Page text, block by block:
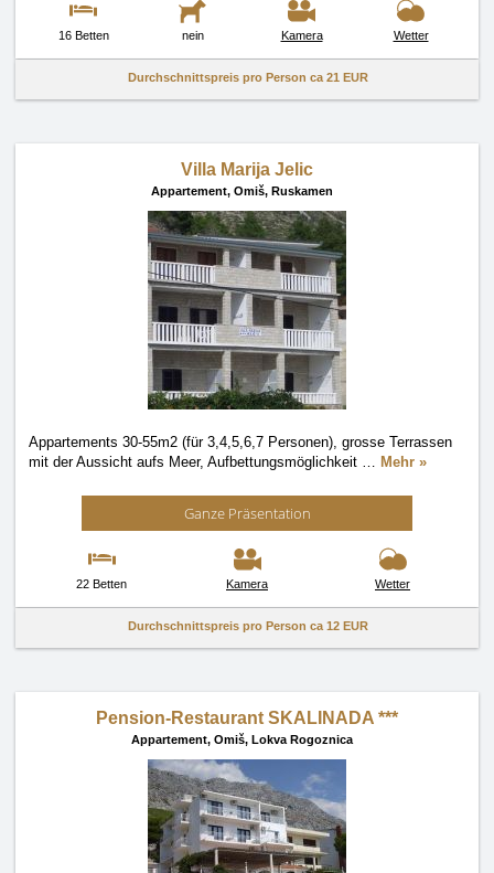
16 Betten nein Kamera Wetter
Durchschnittspreis pro Person ca 21 EUR
Villa Marija Jelic
Appartement, Omiš, Ruskamen
Appartements 30-55m2 (für 3,4,5,6,7 Personen), grosse Terrassen
mit der Aussicht aufs Meer, Aufbettungsmöglichkeit … Mehr »
Ganze Präsentation
22 Betten Kamera Wetter
Durchschnittspreis pro Person ca 12 EUR
Pension-Restaurant SKALINADA ***
Appartement, Omiš, Lokva Rogoznica